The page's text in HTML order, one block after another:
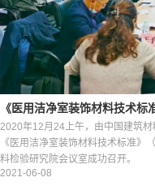
《医用洁净室装饰材料技术
2020年12月24上午，由中国建筑
《医用洁净室装饰材料技术标准》
料检验研究院会议室成功召开。
2021-06-08